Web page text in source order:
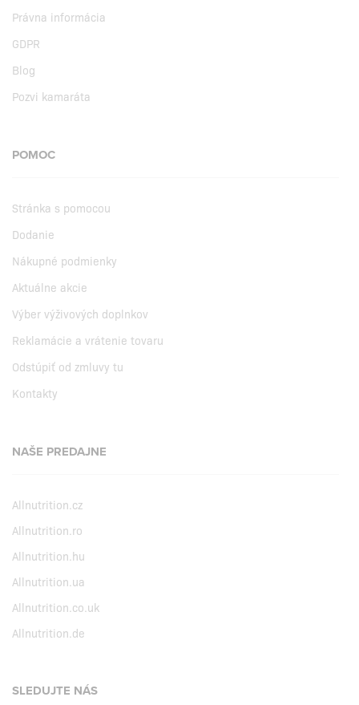
Právna informácia
GDPR
Blog
Pozvi kamaráta
POMOC
Stránka s pomocou
Dodanie
Nákupné podmienky
Aktuálne akcie
Výber výživových doplnkov
Reklamácie a vrátenie tovaru
Odstúpiť od zmluvy tu
Kontakty
NAŠE PREDAJNE
Allnutrition.cz
Allnutrition.ro
Allnutrition.hu
Allnutrition.ua
Allnutrition.co.uk
Allnutrition.de
SLEDUJTE NÁS